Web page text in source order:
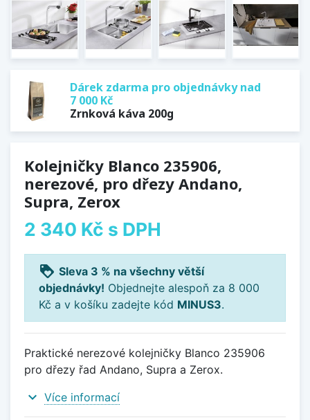
Dárek zdarma pro objednávky nad
7 000 Kč
Zrnková káva 200g
Kolejničky Blanco 235906,
nerezové, pro dřezy Andano,
Supra, Zerox
2 340 Kč s DPH
loyalty Sleva 3 % na všechny větší
objednávky! Objednejte alespoň za 8 000
Kč a v košíku zadejte kód MINUS3.
Praktické nerezové kolejničky Blanco 235906
pro dřezy řad Andano, Supra a Zerox.
expand_more Více informací